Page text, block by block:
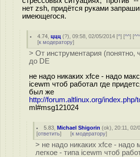
нет zsh, придётся руками
имеющегося.
4.74 ,ццц (?), 09:58, 02/05/2014 [^] [^^] [
[к модератору]
> От инструментария (понятно,
до DE
не надо никаких xfce - надо
icewm чтоб работал где
был же
http://forum.altlinux.org/index.php/
ml#msg121024
5.83 ,Michael Shigorin (ok), 20:11, 02/
[ответить] [к модератору]
> не надо никаких xfce - надо
легкое - типа icewm чтоб